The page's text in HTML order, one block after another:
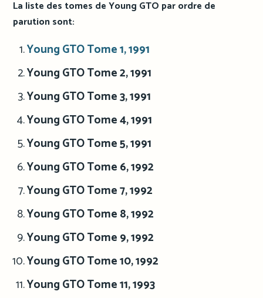
La liste des tomes de Young GTO par ordre de
parution sont:
Young GTO Tome 1, 1991
Young GTO Tome 2, 1991
Young GTO Tome 3, 1991
Young GTO Tome 4, 1991
Young GTO Tome 5, 1991
Young GTO Tome 6, 1992
Young GTO Tome 7, 1992
Young GTO Tome 8, 1992
Young GTO Tome 9, 1992
Young GTO Tome 10, 1992
Young GTO Tome 11, 1993